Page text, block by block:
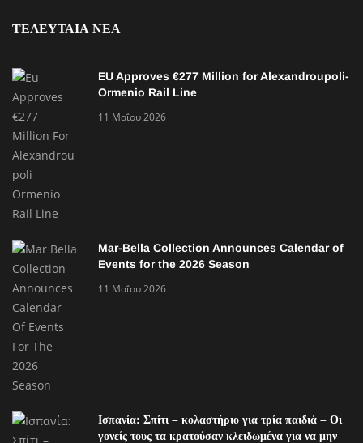
ΤΕΛΕΥΤΑΙΑ ΝΕΑ
EU Approves €277 Million for Alexandroupoli-
Ormenio Rail Line
11 Μαΐου 2026
Mar-Bella Collection Announces Calendar of
Events for the 2026 Season
11 Μαΐου 2026
Ισπανία: Σπίτι – κολαστήριο για τρία παιδιά – Οι
γονείς τους τα κρατούσαν κλειδωμένα για να μην